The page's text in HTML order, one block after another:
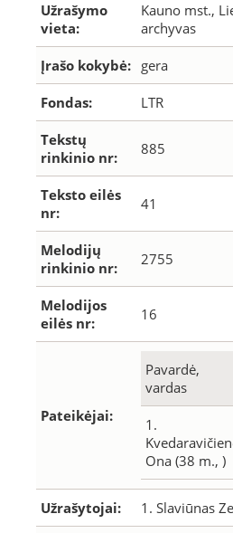
Užrašymo
vieta:
Kauno mst.,
archyvas
Įrašo kokybė: gera
Fondas: LTR
Tekstų
rinkinio nr:
885
Teksto eilės
nr:
41
Melodijų
rinkinio nr:
2755
Melodijos
eilės nr:
16
Pateikėjai:
Pavardė,
vardas
1.
Ona (38 m., )
Užrašytojai: 1. Slaviūnas